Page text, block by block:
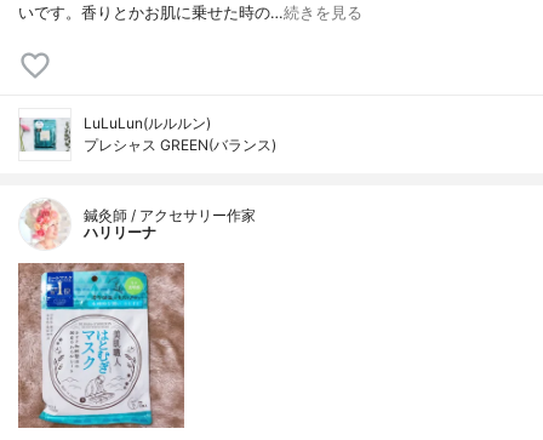
いです。香りとかお肌に乗せた時の…続きを見る
LuLuLun(ルルルン)
プレシャス GREEN(バランス)
鍼灸師 / アクセサリー作家
ハリリーナ